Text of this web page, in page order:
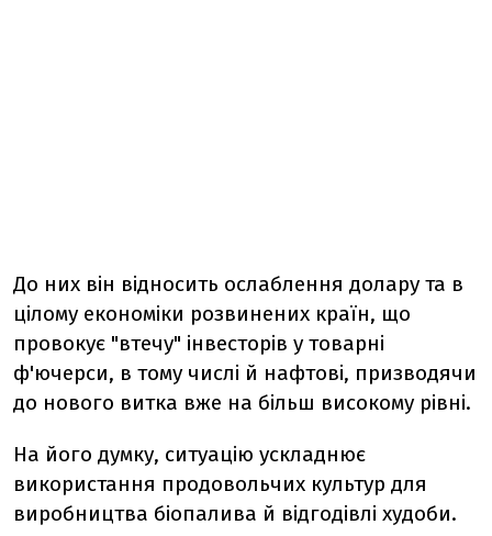
До них він відносить ослаблення долару та в
цілому економіки розвинених країн, що
провокує "втечу" інвесторів у товарні
ф'ючерси, в тому числі й нафтові, призводячи
до нового витка вже на більш високому рівні.
На його думку, ситуацію ускладнює
використання продовольчих культур для
виробництва біопалива й відгодівлі худоби.